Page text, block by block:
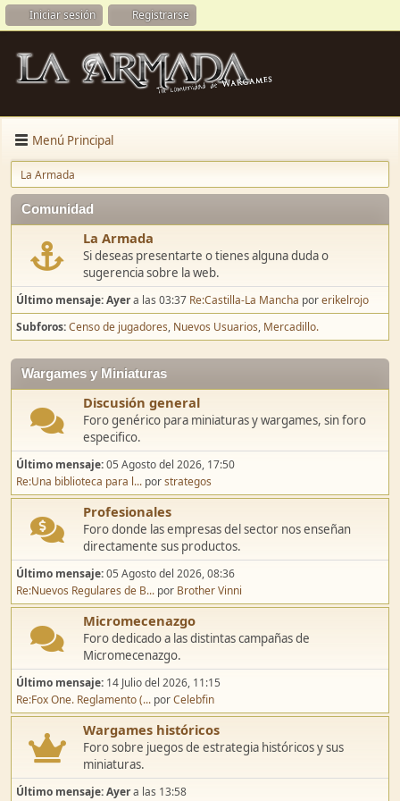
Iniciar sesión Registrarse
Menú Principal
La Armada
Comunidad
La Armada
Si deseas presentarte o tienes alguna duda o
sugerencia sobre la web.
Último mensaje:Ayera las 03:37 Re:Castilla-La Mancha porerikelrojo
Subforos Censo de jugadores Nuevos Usuarios Mercadillo.
Wargames y Miniaturas
Discusión general
Foro genérico para miniaturas y wargames, sin foro
especifico.
Último mensaje:05 Agosto del 2026, 17:50
Re:Una biblioteca para l... porstrategos
Profesionales
Foro donde las empresas del sector nos enseñan
directamente sus productos.
Último mensaje:05 Agosto del 2026, 08:36
Re:Nuevos Regulares de B... por Brother Vinni
Micromecenazgo
Foro dedicado a las distintas campañas de
Micromecenazgo.
Último mensaje: 14 Julio del 2026, 11:15
Re:Fox One. Reglamento (... porCelebfin
Wargames históricos
Foro sobre juegos de estrategia históricos y sus
miniaturas.
Último mensaje:Ayera las 13:58